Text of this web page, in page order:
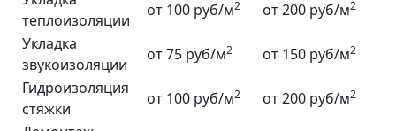
теплоизоляции
от 100 руб/м2 от 200 руб/м2
Укладка
звукоизоляции
от 75 руб/м2 от 150 руб/м2
Гидроизоляция
стяжки
от 100 руб/м2 от 200 руб/м2